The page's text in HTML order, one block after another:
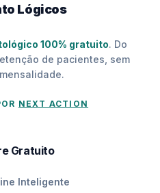
Lógicos
100% gratuito. Do
de pacientes, sem
NEXT ACTION
Gratuito
Inteligente